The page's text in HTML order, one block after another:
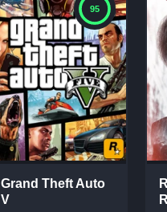
95
Grand Theft Auto
V